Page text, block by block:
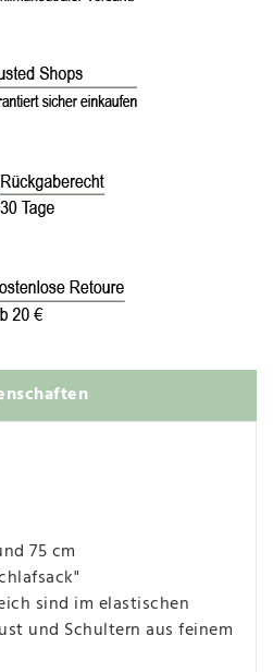
75 cm
sind im elastischen
und Schultern aus feinem